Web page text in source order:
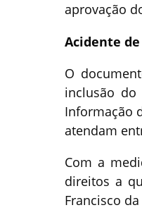
aprovação
Acidente
O
inclusão do
Informação
atendam
Com a
direitos a
Francisco